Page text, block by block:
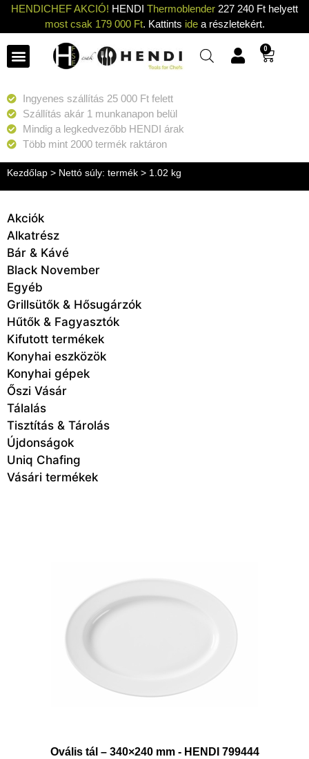
HENDICHEF AKCIÓ! HENDI Thermoblender 227 240 Ft helyett
most csak 179 000 Ft. Kattints idea részletekért.
0
Ingyenes szállítás 25 000 Ft felett
Szállítás akár 1 munkanapon belül
Mindig a legkedvezőbb HENDI árak
Több mint 2000 termék raktáron
Kezdőlap > Nettó súly: termék > 1.02 kg
Akciók
Alkatrész
Bár & Kávé
Black November
Egyéb
Grillsütők & Hősugárzók
Hűtők & Fagyasztók
Kifutott termékek
Konyhai eszközök
Konyhai gépek
Őszi Vásár
Tálalás
Tisztítás & Tárolás
Újdonságok
Uniq Chafing
Vásári termékek
Ovális tál – 340×240 mm - HENDI 799444